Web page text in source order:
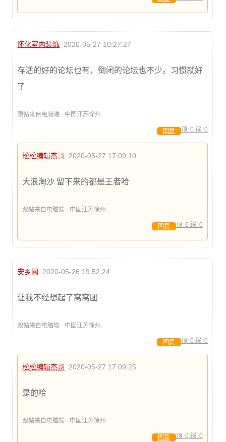
怀化室内装饰 2020-05-27 10:27:27
存活的好的论坛也有，倒闭的论坛也不少。习惯就好
了
跟帖来自电脑端 · 中国江苏徐州
顶: 0 踩: 0
回复
松松编辑杰哥 2020-05-27 17:09:10
大浪淘沙 留下来的都是王者哈
跟帖来自电脑端 · 中国江苏徐州
顶: 0 踩: 0
回复
安乡网 2020-05-26 19:52:24
让我不经想起了窝窝团
跟帖来自电脑端 · 中国江苏徐州
顶: 0 踩: 0
回复
松松编辑杰哥 2020-05-27 17:09:25
是的哈
跟帖来自电脑端 · 中国江苏徐州
顶: 0 踩: 0
回复